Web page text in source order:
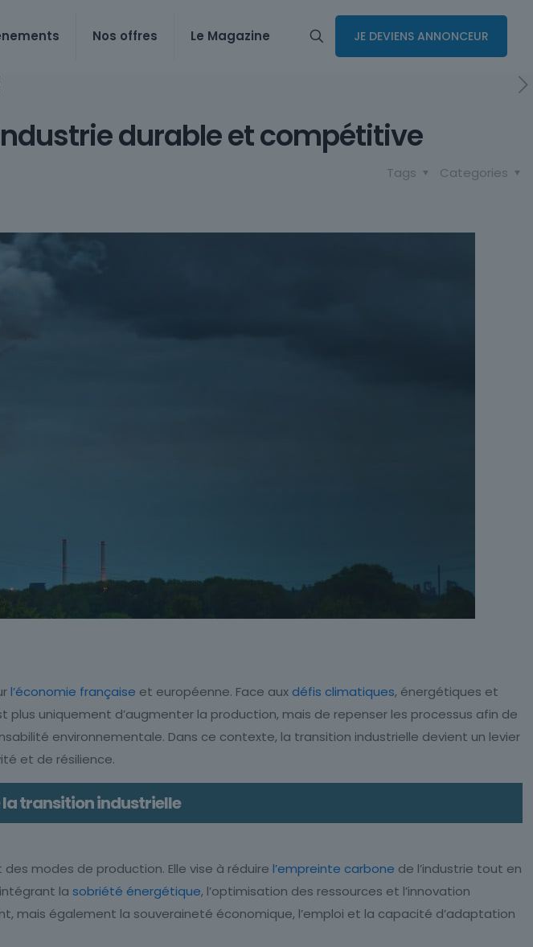
Nos offres Le Magazine JE DEVIENS ANNONCEUR
durable et compétitive
Categories
Tags
l’économie française et européenne. Face aux défis climatiques, énergétiques et
uniquement d’augmenter la production, mais de repenser les processus afin de
environnementale. Dans ce contexte, la transition industrielle devient un levier
et de résilience.
la transition industrielle
modes de production. Elle vise à réduirel’empreinte carbone de l’industrie tout en
la sobriété énergétique, l’optimisation des ressources et l’innovation
mais également la souveraineté économique, l’emploi et la capacité d’adaptation